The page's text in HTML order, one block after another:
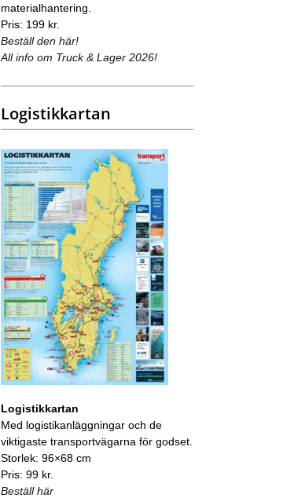
materialhantering.
Pris: 199 kr.
Beställ den här!
All info om Truck & Lager 2026!
Logistikkartan
Logistikkartan
Med logistikanläggningar och de
viktigaste transportvägarna för godset.
Storlek: 96×68 cm
Pris: 99 kr.
Beställ här